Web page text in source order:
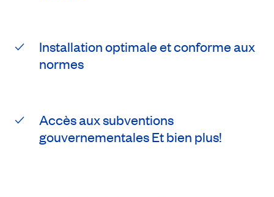
Installation optimale et conforme aux
normes
Accès aux subventions
gouvernementales Et bien plus!